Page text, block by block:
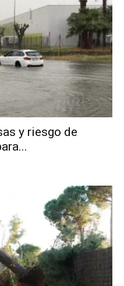
y riesgo de